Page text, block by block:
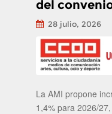
del
28 julio, 2026
La AMI propone
1,4% para 2026/